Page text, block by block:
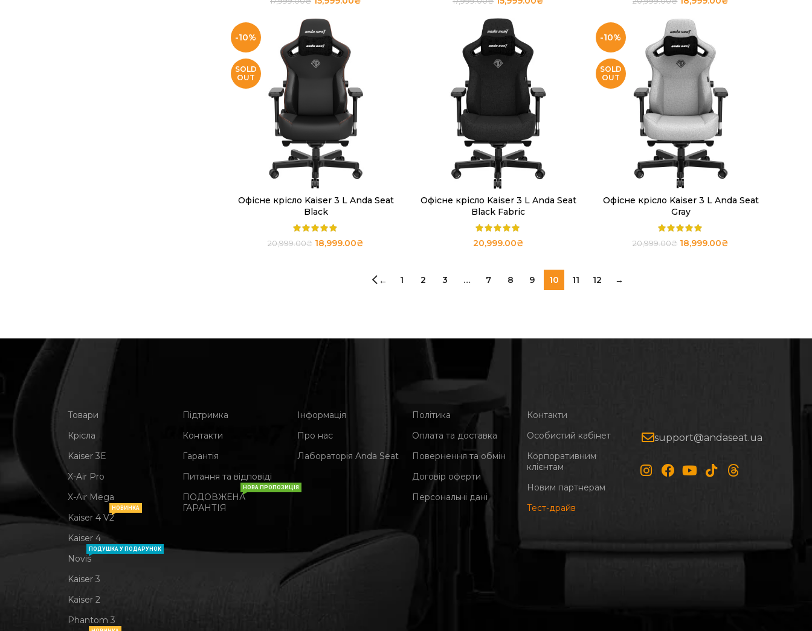
-10%
SOLD
OUT
ЧИТАТИ ДАЛІ
Офісне крісло Kaiser 3 L Anda Seat
Black
20,999.00₴ 18,999.00₴
ДОДАТИ В КОШИК
Офісне крісло Kaiser 3 L Anda Seat
Black Fabric
20,999.00₴
-10%
SOLD
OUT
ЧИТАТИ ДАЛІ
Офісне крісло Kaiser 3 L Anda Seat
Gray
20,999.00₴ 18,999.00₴
← 1 2 3 … 7 8 9 10 11 12 →
Товари
Крісла
Kaiser 3Е
X-Air Pro
X-Air Mega
Kaiser 4 V2
НОВИНКА
Kaiser 4
Novis
ПОДУШКА У ПОДАРУНОК
Kaiser 3
Kaiser 2
Phantom 3
Підтримка
Контакти
Гарантія
Питання та відповіді
ПОДОВЖЕНА
ГАРАНТІЯ
НОВА ПРОПОЗИЦІЯ
Інформація
Про нас
Лабораторія Anda Seat
Політика
Оплата та доставка
Повернення та обмін
Договір оферти
Персональні дані
Контакти
Особистий кабінет
Корпоративним
клієнтам
Новим партнерам
Тест-драйв
support@andaseat.ua